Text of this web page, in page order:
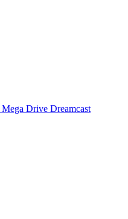
Mega Drive Dreamcast